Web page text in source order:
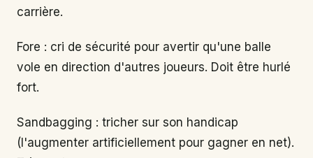
carrière.
Fore : cri de sécurité pour avertir qu'une balle
vole en direction d'autres joueurs. Doit être hurlé
fort.
Sandbagging : tricher sur son handicap
(l'augmenter artificiellement pour gagner en net).